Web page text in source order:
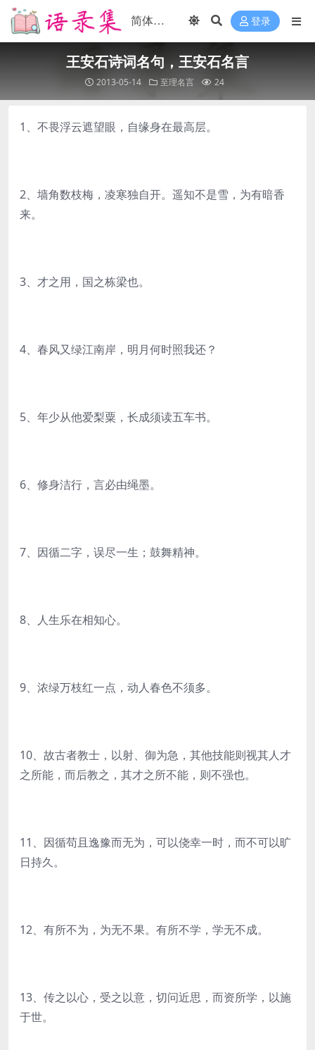
登录
王安石诗词名句，王安石名言
2013-05-14 至理名言 24
1、不畏浮云遮望眼，自缘身在最高层。
2、墙角数枝梅，凌寒独自开。遥知不是雪，为有暗香
来。
3、才之用，国之栋梁也。
4、春风又绿江南岸，明月何时照我还？
5、年少从他爱梨粟，长成须读五车书。
6、修身洁行，言必由绳墨。
7、因循二字，误尽一生；鼓舞精神。
8、人生乐在相知心。
9、浓绿万枝红一点，动人春色不须多。
10、故古者教士，以射、御为急，其他技能则视其人才
之所能，而后教之，其才之所不能，则不强也。
11、因循苟且逸豫而无为，可以侥幸一时，而不可以旷
日持久。
12、有所不为，为无不果。有所不学，学无不成。
13、传之以心，受之以意，切问近思，而资所学，以施
于世。